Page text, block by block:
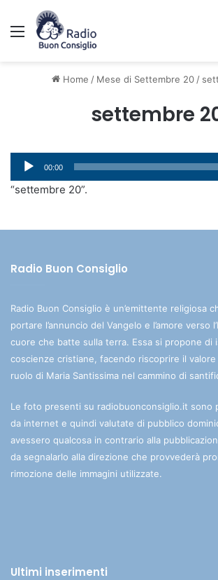
Menu
Home / Mese di Settembre 20 /
settembre
Audio
Player
00:00
“settembre 20”.
Radio Buon Consiglio
Radio Buon Consiglio è un’emittente religiosa
portare l’annuncio del Vangelo e l’amore verso
cuore che batte sulla terra. Essa si propone di
coscienze cristiane, facendo riscoprire il
ruolo di Maria Santissima nel cammino di
Le foto presenti su radiobuonconsiglio.it sono
da internet e quindi valutate di pubblico
avessero qualcosa in contrario alla
da segnalarlo alla direzione che provvederà
rimozione delle immagini utilizzate.
Ultimi inserimenti